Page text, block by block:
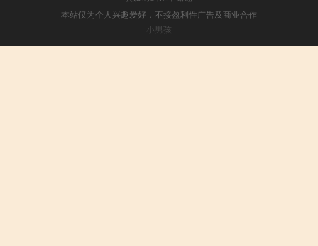
本站仅为个人兴趣爱好，不接盈利性广告及商业合作
小男孩